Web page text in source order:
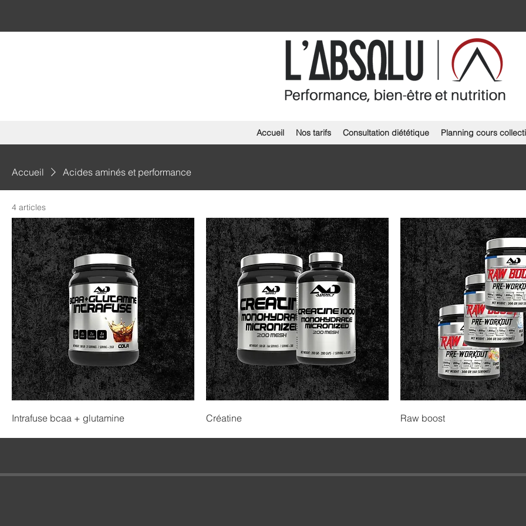
Accueil Nos tarifs Consultation diététique Planning cours
Accueil Acides aminés et performance
4 articles
Intrafuse bcaa + glutamine Créatine Raw boost